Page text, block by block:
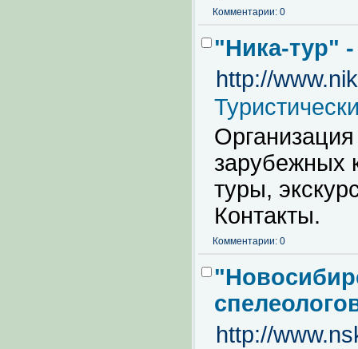
Комментарии: 0
"Ника-тур" -
http://
зарубежных
туры,
Контакты.
Комментарии: 0
http://